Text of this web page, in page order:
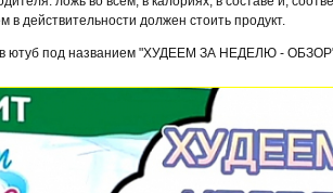
в действительности должен стоить продукт.
в ютуб под названием "ХУДЕЕМ ЗА НЕДЕЛЮ -